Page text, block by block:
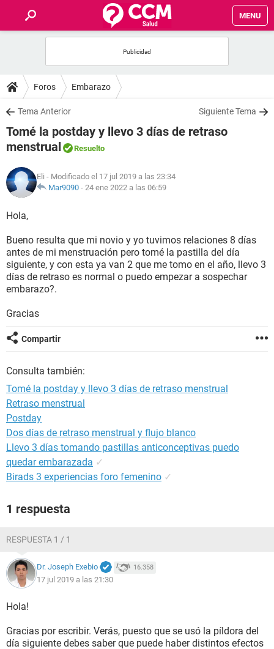
MENU
FOROS
SALUD
FAMILIA
NUTRICIÓN
SEXUALIDAD
GLOSARIO
Foros Embarazo
Tema Anterior Siguiente Tema
Tomé la postday y llevo 3 días de retraso
menstrual
Resuelto
Eli - Modificado el 17 jul 2019 a las 23:34
Mar9090 - 24 ene 2022 a las 06:59
Hola,
Bueno resulta que mi novio y yo tuvimos relaciones 8 días
antes de mi menstruación pero tomé la pastilla del día
siguiente, y con esta ya van 2 que me tomo en el año, llevo 3
días de retraso es normal o puedo empezar a sospechar
embarazo?.
Gracias
Compartir
Consulta también:
Tomé la postday y llevo 3 días de retraso menstrual
Retraso menstrual
Postday
Dos días de retraso menstrual y flujo blanco
Llevo 3 días tomando pastillas anticonceptivas puedo
quedar embarazada ✓
Birads 3 experiencias foro femenino ✓
1 respuesta
RESPUESTA 1 / 1
Dr. Joseph Exebio 16.358
17 jul 2019 a las 21:30
Hola!
Gracias por escribir. Verás, puesto que se usó la píldora del
día siguiente debes saber que puede haber distintos efectos